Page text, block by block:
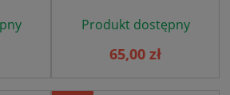
Produkt dostępny
65,00 zł